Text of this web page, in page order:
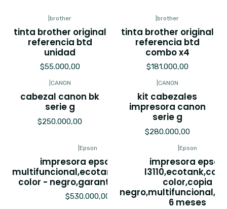
brother
tinta brother original
referencia btd
unidad
$55.000,00
brother
tinta brother original
referencia btd
combo x4
$181.000,00
CANON
cabezal canon bk
serie g
$250.000,00
CANON
kit cabezales
impresora canon
serie g
$280.000,00
Epson
impresora epson l210,
multifuncional,ecotank,imrpesion
color - negro,garantia 6 meses
$530.000,00
Epson
impresora epson
color,copia
6 meses